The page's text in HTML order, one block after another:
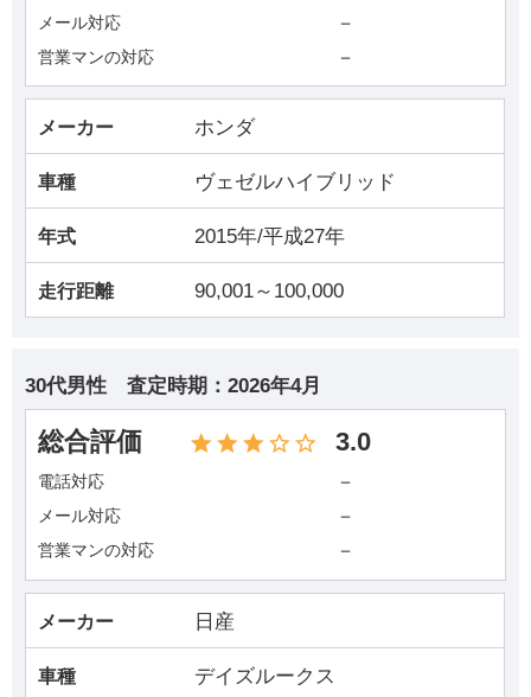
メール対応 －
営業マンの対応 －
メーカー ホンダ
車種 ヴェゼルハイブリッド
年式 2015年/平成27年
走行距離 90,001～100,000
30代男性 査定時期： 2026年4月
総合評価 3.0
電話対応 －
メール対応 －
営業マンの対応 －
メーカー 日産
車種 デイズルークス